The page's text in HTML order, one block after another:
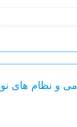
و نظام های